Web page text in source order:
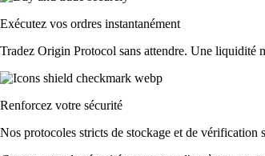
Exécutez vos ordres instantanément
Tradez Origin Protocol sans attendre. Une liquidité
Renforcez votre sécurité
Nos protocoles stricts de stockage et de vérification